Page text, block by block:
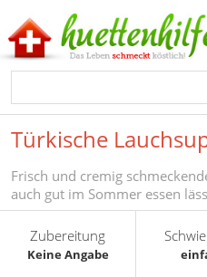
Türkische
Frisch und cremig
auch gut im Sommer essen
Zubereitung
Keine Angabe